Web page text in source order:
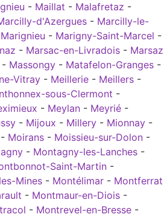
- Maillat - Malafretaz -
d'Azergues - Marcilly-le-
Marignieu - Marigny-Saint-Marcel -
- Marsac-en-Livradois - Marsaz
- Massongy - Matafelon-Granges -
Vitray - Meillerie - Meillers -
sous-Clermont -
- Meylan - Meyrié -
- Mijoux - Millery - Mionnay -
- Moirans - Moissieu-sur-Dolon -
- Montagny-les-Lanches -
Saint-Martin -
Mines - Montélimar - Montferrat
- Montmaur-en-Diois -
- Montrevel-en-Bresse -